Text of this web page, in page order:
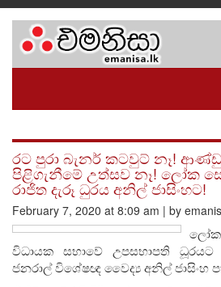
රට පුරා බැනර් කටවුට් නෑ!
පිළිගැනීමේ උත්සව නෑ! ලෝක
රාජිත දැරූ ධුරය අනිල් ජාසිංහට!
February 7, 2020 at 8:09 am | by
විධායක සභාවේ උපසභාපති
ජනරාල් විශේෂඥ වෛද්‍ය අනිල් ජාසිංහ